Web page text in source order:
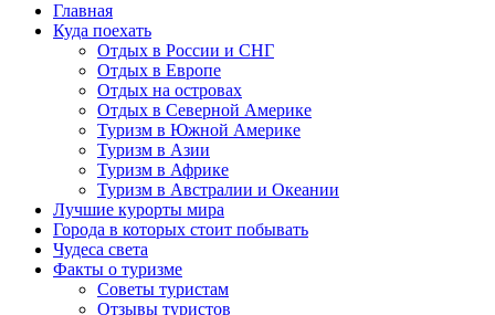
Главная
Куда поехать
Отдых в России и СНГ
Отдых в Европе
Отдых на островах
Отдых в Северной Америке
Туризм в Южной Америке
Туризм в Азии
Туризм в Африке
Туризм в Австралии и Океании
Лучшие курорты мира
Города в которых стоит побывать
Чудеса света
Факты о туризме
Советы туристам
Отзывы туристов